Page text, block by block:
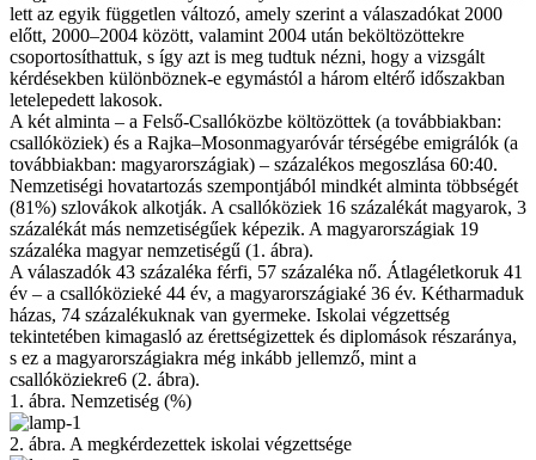
lett az egyik független változó, amely szerint a válaszadókat 2000
előtt, 2000–2004 között, valamint 2004 után beköltözöttekre
csoportosíthattuk, s így azt is meg tudtuk nézni, hogy a vizsgált
kérdésekben különböznek-e egymástól a három eltérő időszakban
letelepedett lakosok.
A két alminta – a Felső-Csallóközbe költözöttek (a továbbiakban:
csallóköziek) és a Rajka–Mosonmagyaróvár térségébe emigrálók (a
továbbiakban: magyarországiak) – százalékos megoszlása 60:40.
Nemzetiségi hovatartozás szempontjából mindkét alminta többségét
(81%) szlovákok alkotják. A csallóköziek 16 százalékát magyarok, 3
százalékát más nemzetiségűek képezik. A magyarországiak 19
százaléka magyar nemzetiségű (1. ábra).
A válaszadók 43 százaléka férfi, 57 százaléka nő. Átlagéletkoruk 41
év – a csallóközieké 44 év, a magyarországiaké 36 év. Kétharmaduk
házas, 74 százalékuknak van gyermeke. Iskolai végzettség
tekintetében kimagasló az érettségizettek és diplomások részaránya,
s ez a magyarországiakra még inkább jellemző, mint a
csallóköziekre6 (2. ábra).
1. ábra. Nemzetiség (%)
2. ábra. A megkérdezettek iskolai végzettsége